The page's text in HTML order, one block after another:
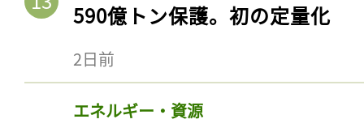
590億トン保護。初の定量化
2日前
エネルギー・資源